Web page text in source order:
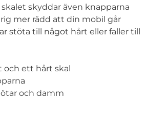
skyddar även knapparna
mer rädd att din mobil går
stöta till något hårt eller faller till
och ett hårt skal
och damm